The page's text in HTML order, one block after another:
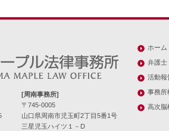
[周南事務所]
〒745-0005
山口県周南市児玉町2丁目5番1号
三星児玉ハイツ１－D
ホーム
弁護士
活動報
事務所
高次脳